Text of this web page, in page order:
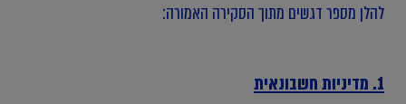
להלן מספר דגשים מתוך הסקירה האמורה:
1. מדיניות חשבונאית